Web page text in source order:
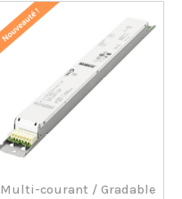
Multi-courant / Gradable